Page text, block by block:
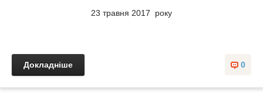
23 травня 2017 року
0
Докладніше